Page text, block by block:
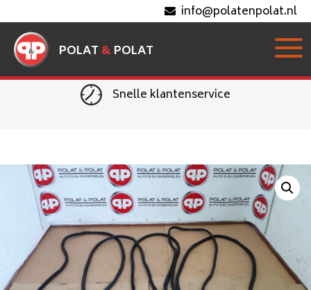
info@polatenpolat.nl
POLAT & POLAT
Snelle klantenservice